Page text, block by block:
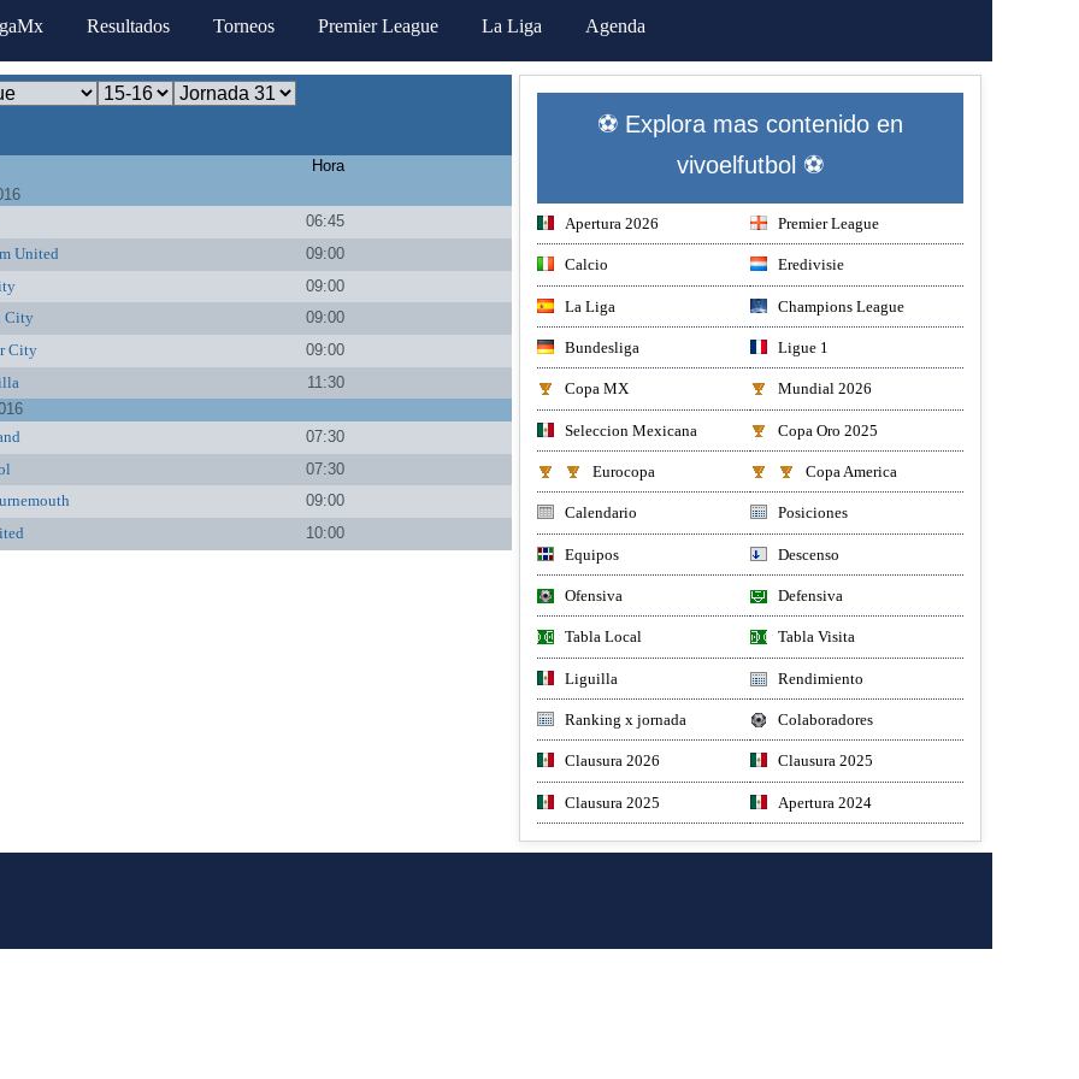
Resultados Torneos Premier League La Liga Agenda
Hora
06:45
United
09:00
09:00
City
09:00
City
09:00
11:30
07:30
07:30
09:00
10:00
⚽ Explora mas contenido en
vivoelfutbol ⚽
Apertura 2026 Premier League
Calcio Eredivisie
La Liga Champions League
Bundesliga Ligue 1
Copa MX Mundial 2026
Seleccion Mexicana Copa Oro 2025
Eurocopa Copa America
Calendario Posiciones
Equipos Descenso
Ofensiva Defensiva
Tabla Local Tabla Visita
Liguilla Rendimiento
Ranking x jornada Colaboradores
Clausura 2026 Clausura 2025
Clausura 2025 Apertura 2024